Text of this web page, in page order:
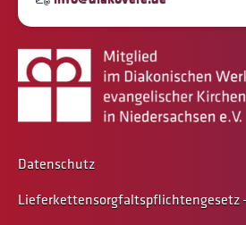
Datenschutz
Lieferkettensorgfaltspflichtengesetz -